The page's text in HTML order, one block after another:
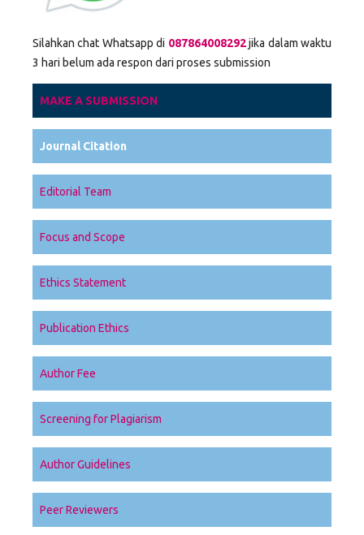
Silahkan chat Whatsapp di 087864008292jika dalam waktu
3 hari belum ada respon dari proses submission
MAKE A SUBMISSION
Journal Citation
Editorial Team
Focus and Scope
Ethics Statement
Publication Ethics
Author Fee
Screening for Plagiarism
Author Guidelines
Peer Reviewers